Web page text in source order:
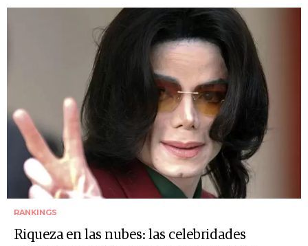
RANKINGS
Riqueza en las nubes: las celebridades